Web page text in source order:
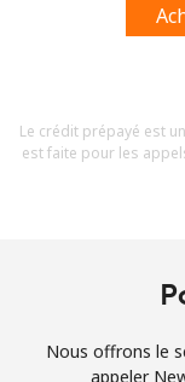
En créant un
Conditions
Le crédit prépayé est
est faite pour les
Nous offrons le
appeler